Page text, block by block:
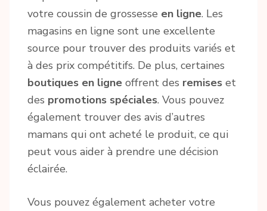
votre coussin de grossesse en ligne. Les
magasins en ligne sont une excellente
source pour trouver des produits variés et
à des prix compétitifs. De plus, certaines
boutiques en ligne offrent des remises et
des promotions spéciales. Vous pouvez
également trouver des avis d’autres
mamans qui ont acheté le produit, ce qui
peut vous aider à prendre une décision
éclairée.
Vous pouvez également acheter votre